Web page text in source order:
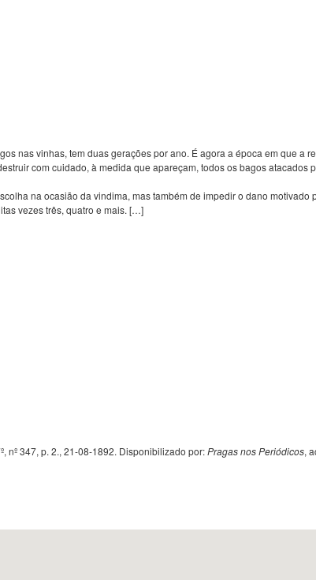
nas vinhas, tem duas gerações por ano. É agora a época em que a
com cuidado, à medida que apareçam, todos os bagos atacados
na ocasião da vindima, mas também de impedir o dano motivado
vezes três, quatro e mais. […]
nº 347, p. 2., 21-08-1892. Disponibilizado por:Pragas nos Periódicos,